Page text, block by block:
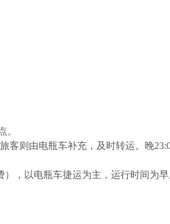
。
则由电瓶车补充，及时转运。晚
，以电瓶车捷运为主，运行时间为早